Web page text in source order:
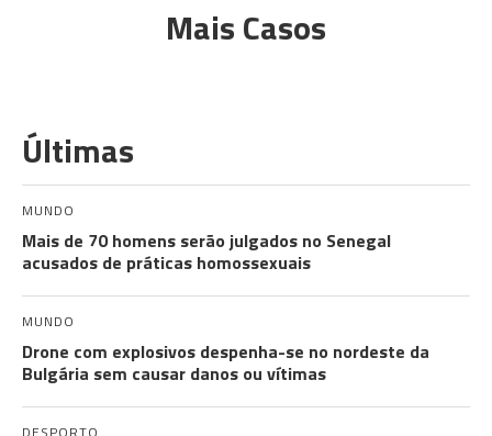
Mais Casos
Últimas
MUNDO
Mais de 70 homens serão julgados no Senegal
acusados de práticas homossexuais
MUNDO
Drone com explosivos despenha-se no nordeste da
Bulgária sem causar danos ou vítimas
DESPORTO